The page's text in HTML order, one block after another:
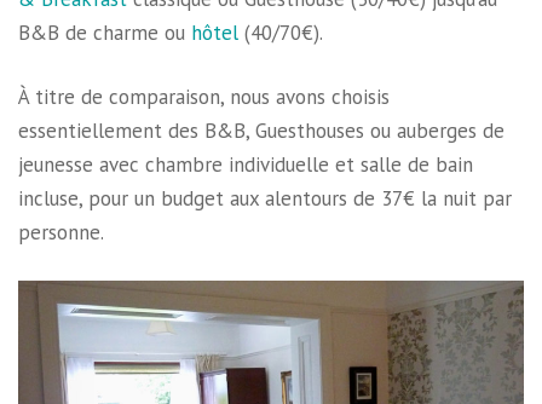
B&B de charme ou hôtel (40/70€).
À titre de comparaison, nous avons choisis
essentiellement des B&B, Guesthouses ou auberges de
jeunesse avec chambre individuelle et salle de bain
incluse, pour un budget aux alentours de 37€ la nuit par
personne.